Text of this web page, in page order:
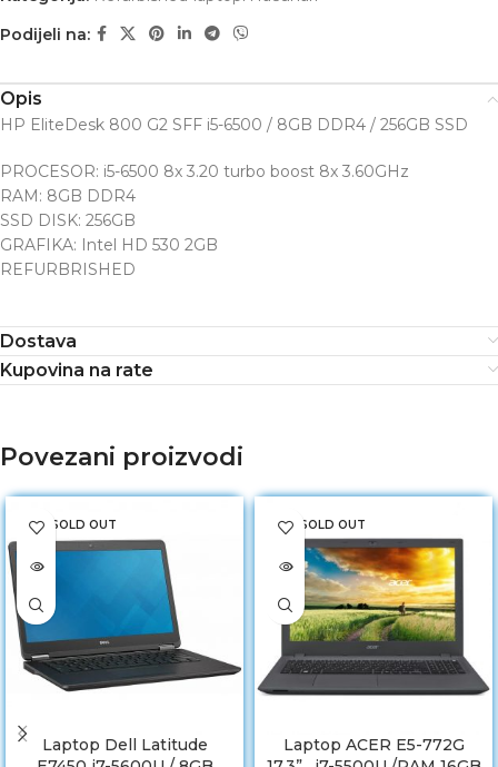
Podijeli na:
Opis
HP EliteDesk 800 G2 SFF i5-6500 / 8GB DDR4 / 256GB SSD
PROCESOR: i5-6500 8x 3.20 turbo boost 8x 3.60GHz
RAM: 8GB DDR4
SSD DISK: 256GB
GRAFIKA: Intel HD 530 2GB
REFURBRISHED
Dostava
Kupovina na rate
Povezani proizvodi
SOLD OUT
Laptop Dell Latitude
SOLD OUT
Laptop ACER E5-772G